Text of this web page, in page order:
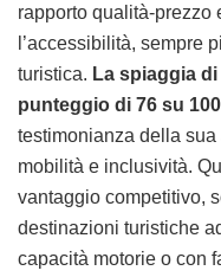
rapporto qualità-prezzo
l’accessibilità, sempre
turistica. La spiaggia
punteggio di 76 su 100
testimonianza della
mobilità e inclusività.
vantaggio competitivo,
destinazioni turistiche
capacità motorie o con